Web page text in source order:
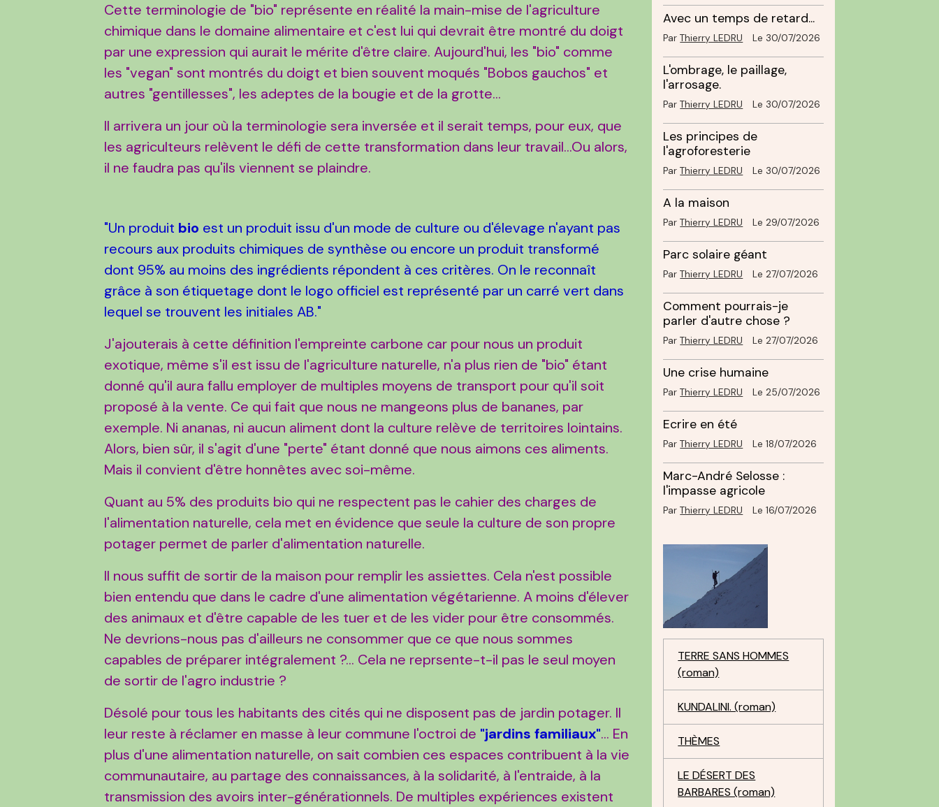
Cette terminologie de "bio" représente en réalité la main-mise de l'agriculture
chimique dans le domaine alimentaire et c'est lui qui devrait être montré du doigt
par une expression qui aurait le mérite d'être claire. Aujourd'hui, les "bio" comme
les "vegan" sont montrés du doigt et bien souvent moqués "Bobos gauchos" et
autres "gentillesses", les adeptes de la bougie et de la grotte...
Il arrivera un jour où la terminologie sera inversée et il serait temps, pour eux, que
les agriculteurs relèvent le défi de cette transformation dans leur travail...Ou alors,
il ne faudra pas qu'ils viennent se plaindre.
"Un produit bio est un produit issu d'un mode de culture ou d'élevage n'ayant pas
recours aux produits chimiques de synthèse ou encore un produit transformé
dont 95% au moins des ingrédients répondent à ces critères. On le reconnaît
grâce à son étiquetage dont le logo officiel est représenté par un carré vert dans
lequel se trouvent les initiales AB."
J'ajouterais à cette définition l'empreinte carbone car pour nous un produit
exotique, même s'il est issu de l'agriculture naturelle, n'a plus rien de "bio" étant
donné qu'il aura fallu employer de multiples moyens de transport pour qu'il soit
proposé à la vente. Ce qui fait que nous ne mangeons plus de bananes, par
exemple. Ni ananas, ni aucun aliment dont la culture relève de territoires lointains.
Alors, bien sûr, il s'agit d'une "perte" étant donné que nous aimons ces aliments.
Mais il convient d'être honnêtes avec soi-même.
Quant au 5% des produits bio qui ne respectent pas le cahier des charges de
l'alimentation naturelle, cela met en évidence que seule la culture de son propre
potager permet de parler d'alimentation naturelle.
Il nous suffit de sortir de la maison pour remplir les assiettes. Cela n'est possible
bien entendu que dans le cadre d'une alimentation végétarienne. A moins d'élever
des animaux et d'être capable de les tuer et de les vider pour être consommés.
Ne devrions-nous pas d'ailleurs ne consommer que ce que nous sommes
capables de préparer intégralement ?... Cela ne reprsente-t-il pas le seul moyen
de sortir de l'agro industrie ?
Désolé pour tous les habitants des cités qui ne disposent pas de jardin potager. Il
leur reste à réclamer en masse à leur commune l'octroi de "jardins familiaux"... En
plus d'une alimentation naturelle, on sait combien ces espaces contribuent à la vie
communautaire, au partage des connaissances, à la solidarité, à l'entraide, à la
transmission des avoirs inter-générationnels. De multiples expériences existent
Avec un temps de retard...
ParThierry LEDRU Le 30/07/2026
L'ombrage, le paillage,
l'arrosage.
ParThierry LEDRU Le 30/07/2026
Les principes de
l'agroforesterie
ParThierry LEDRU Le 30/07/2026
A la maison
ParThierry LEDRU Le 29/07/2026
Parc solaire géant
ParThierry LEDRU Le 27/07/2026
Comment pourrais-je
parler d'autre chose ?
ParThierry LEDRU Le 27/07/2026
Une crise humaine
ParThierry LEDRU Le 25/07/2026
Ecrire en été
ParThierry LEDRU Le 18/07/2026
Marc-André Selosse :
l'impasse agricole
ParThierry LEDRU Le 16/07/2026
TERRE SANS HOMMES
(roman)
KUNDALINI. (roman)
THÈMES
LE DÉSERT DES
BARBARES (roman)